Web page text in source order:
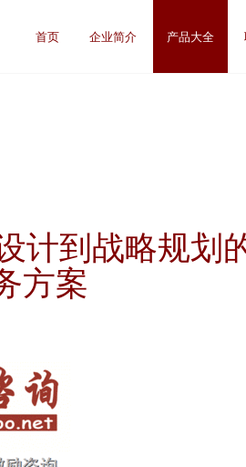
首页 企业简介 产品大全
计到战略规划
方案